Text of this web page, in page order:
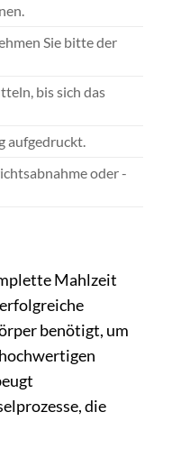
Sie bitte der
bis sich das
aufgedruckt.
oder -
Mahlzeit
benötigt, um
die